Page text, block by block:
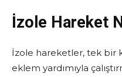
İzole Hareket
İzole hareketler, tek bir
eklem yardımıyla